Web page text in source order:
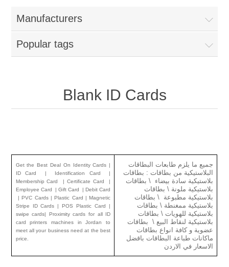
Blogs
Manufacturers
Popular tags
Blank ID Cards
Get the Best Deal On Identity Cards |
ID Card | Identification Card |
Membership Card | Certificate Card |
Employee Card | Gift Card | Debit Card
| PVC Cards | Plastic Card | Magnetic
Stripe ID Cards | POS Plastic Card |
swipe cards| Proximity cards for all ID
card printers machines in Jordan to
meet all your business need at the best
price.
جميع ما يلزم طابعات البطاقات
البلاستيكية من بطاقات : بطاقات
بلاستيكية سادة بيضاء \ بطاقات
بلاستيكية ملونة \ بطاقات
بلاستيكية مطبوعة \ بطاقات
بلاستيكية ممغنطة \ بطاقات
بلاستيكية للهويات \ بطاقات
بلاستيكية لنقاط البيع \ بطاقات
عضوية و كافة انواع بطاقات
ماكانات طباعة البطاقات باقضل
الاسعار في الاردن